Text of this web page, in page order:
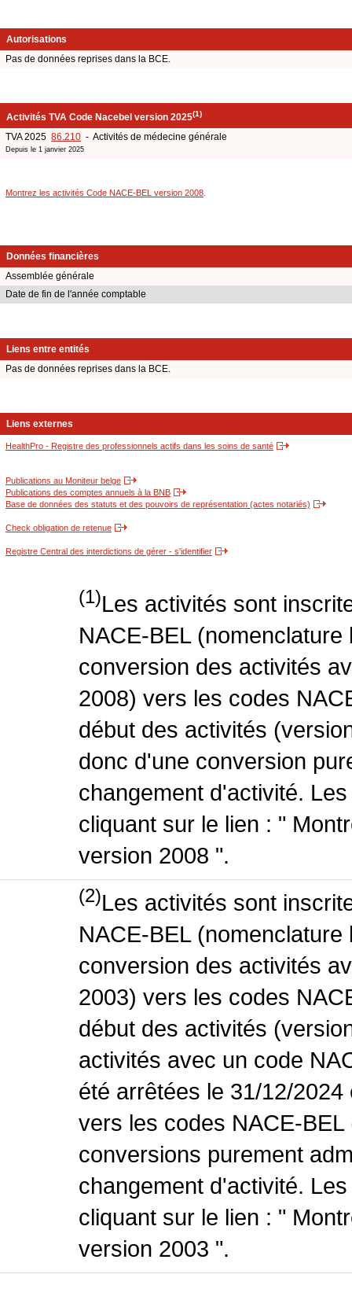
Autorisations
Pas de données reprises dans la BCE.
Activités TVA Code Nacebel version 2025(1)
TVA 2025 86.210 - Activités de médecine générale
Depuis le 1 janvier 2025
Montrez les activités Code NACE-BEL version 2008
Données financières
Assemblée générale
Date de fin de l'année comptable
Liens entre entités
Pas de données reprises dans la BCE.
Liens externes
HealthPro - Registre des professionnels actifs dans les soins de santé
Publications au Moniteur belge
Publications des comptes annuels à la BNB
Base de données des statuts et des pouvoirs de représentation (actes notariés)
Check obligation de retenue
Registre Central des interdictions de gérer - s'identifier
(1)Les activités sont
NACE-BEL
conversion des activités
2008) vers les codes
début des activités
donc d'une conversion
changement d'activité.
cliquant sur le lien : "
version 2008 ".
(2)Les activités sont
NACE-BEL
conversion des activités
2003) vers les codes
début des activités
activités avec un code
été arrêtées le 31/12/
vers les codes NACE-
conversions purement
changement d'activité.
cliquant sur le lien : "
version 2003 ".